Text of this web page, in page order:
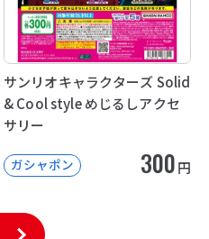
サンリオキャラクターズ Solid
& Cool style めじるしアクセ
サリー
ガシャポン 300円